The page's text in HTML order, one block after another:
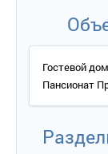
Гостевой
Пансионат